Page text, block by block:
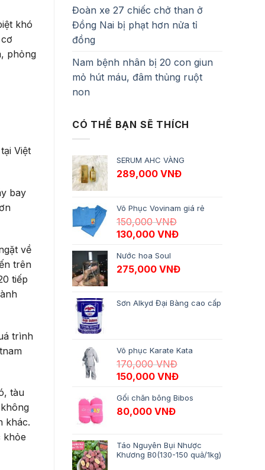
khó
phỏng
Việt
bay
về
trên
tiếp
trình
tàu
khác.
khỏe
Đoàn xe 27 chiếc chở than ở
Đồng Nai bị phạt hơn nửa tỉ
đồng
Nam bệnh nhân bị 20 con giun
mỏ hút máu, đâm thủng ruột
non
CÓ THỂ BẠN SẼ THÍCH
SERUM AHC VÀNG
289,000 VNĐ
Võ Phục Vovinam giá rẻ
150,000VNĐ
Giá gốc là: 150,000 VNĐ.
130,000 VNĐGiá hiện tại là:
Nước hoa Soul
275,000 VNĐ
Sơn Alkyd Đại Bàng cao cấp
Võ phục Karate Kata
170,000VNĐ
Giá gốc là: 170,000 VNĐ.
150,000 VNĐGiá hiện tại là:
Gối chăn bông Bibos
80,000 VNĐ
Táo Nguyên Bụi Nhược
Khương B0(130-150 quả/1kg)